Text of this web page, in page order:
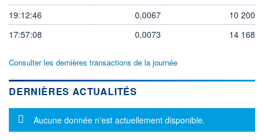
19:12:46
0,0067
10 200
17:57:08
0,0073 14 168
Consulter les dernières transactions de la journée
DERNIÈRES ACTUALITÉS
Message d'information
Aucune donnée n'est actuellement disponible.